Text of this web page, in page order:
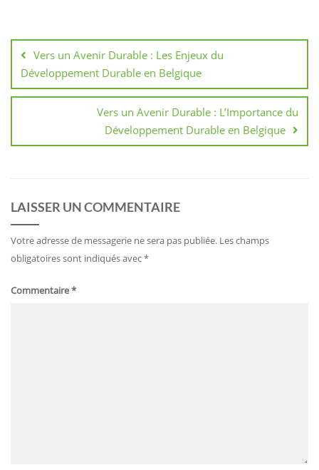
de
l’article
Vers un Avenir Durable : Les Enjeux du
Développement Durable en Belgique
Vers un Avenir Durable : L’Importance du
Développement Durable en Belgique
LAISSER UN COMMENTAIRE
Votre adresse de messagerie ne sera pas publiée. Les champs
obligatoires sont indiqués avec*
Commentaire*